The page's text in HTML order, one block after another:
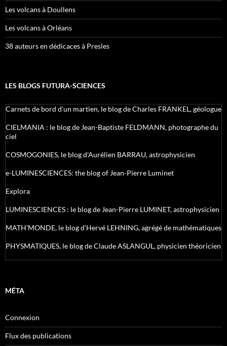
Les volcans à Doullens
Les volcans à Orléans
38 auteurs en dédicaces à Presles
LES BLOGS FUTURA-SCIENCES
Carnets de bord d’un martien, le blog de Charles FRANKEL, géologue
CIELMANIA : le blog de Jean-Baptiste FELDMANN, photographe du
ciel
COSMOGONIES, le blog d'Aurélien BARRAU, astrophysicien
e-LUMINESCIENCES: the blog of Jean-Pierre Luminet
Explora
LUMINESCIENCES : le blog de Jean-Pierre LUMINET, astrophysicien
MATH'MONDE, le blog d'Hervé LEHNING, agrégé de mathématiques
PHYSMATIQUES, le blog de Claude ASLANGUL, physicien théoricien
MÉTA
Connexion
Flux des publications